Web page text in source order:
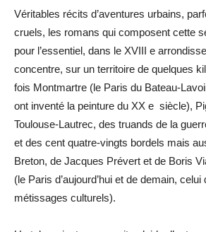
Véritables récits d’aventures urbains,
cruels, les romans qui composent cette
pour l’essentiel, dans le XVIII e
concentre, sur un territoire de quelques
fois Montmartre (le Paris du Bateau-
ont inventé la peinture du XX e siècle),
Toulouse-Lautrec, des truands de la
et des cent quatre-vingts bordels mais
Breton, de Jacques Prévert et de Boris
(le Paris d’aujourd’hui et de demain, celui
métissages culturels).